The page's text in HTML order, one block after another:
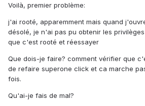
Voilà, premier problème:
j'ai rooté, apparemment mais quand
désolé, je n'ai pas pu obtenir les privilèges
que c'est rooté et réessayer
Que dois-je faire? comment vérifier que
de refaire superone click et ca marche
fois.
Qu'ai-je fais de mal?